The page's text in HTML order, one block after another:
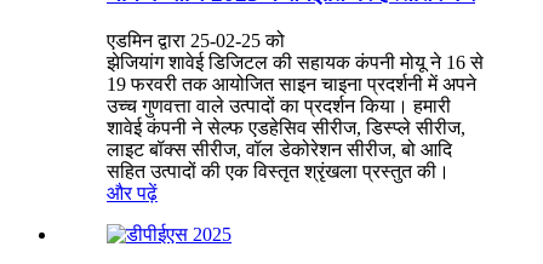
एडमिन द्वारा 25-02-25 को
झेजियांग शावेई डिजिटल की सहायक कंपनी मोयू ने 16 से
19 फरवरी तक आयोजित साइन चाइना प्रदर्शनी में अपने
उच्च गुणवत्ता वाले उत्पादों का प्रदर्शन किया। हमारी
शावेई कंपनी ने सेल्फ एडहेसिव सीरीज, डिस्प्ले सीरीज,
लाइट बॉक्स सीरीज, वॉल डेकोरेशन सीरीज, बो आदि
सहित उत्पादों की एक विस्तृत श्रृंखला प्रस्तुत की।
और पढ़ें